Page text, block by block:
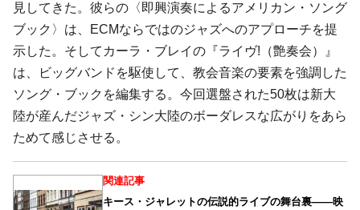
見してきた。彼らの〈即興演奏によるアメリカン・ソング
ブック〉は、ECMならではのジャズへのアプローチを提
示した。そしてカーラ・ブレイの『ライヴ!（艶奏会）』
は、ビッグバンドを駆使して、教会音楽の要素を強調した
ソング・ブックを編集する。今回選盤された50枚は新大
陸が産んだジャズ・シン大陸のボーダレスな広がりをあら
ためて感じさせる。
関連記事
キース・ジャレットの伝説的ライブの舞台裏――映